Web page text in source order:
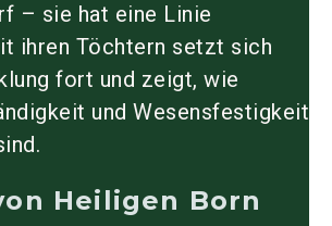
– sie hat eine Linie
ihren Töchtern setzt sich
fort und zeigt, wie
und Wesensfestigkeit
Heiligen Born